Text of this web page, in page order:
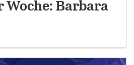
Woche: Barbara